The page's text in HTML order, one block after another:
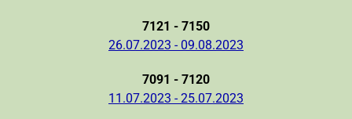
7121 - 7150
26.07.2023 - 09.08.2023
7091 - 7120
11.07.2023 - 25.07.2023